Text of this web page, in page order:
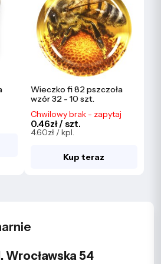
Wieczko fi 82 pszczoła
wzór 32 - 10 szt.
Chwilowy brak - zapytaj
0.46zł / szt.
4.60zł / kpl.
Kup teraz
Wrocławska 54